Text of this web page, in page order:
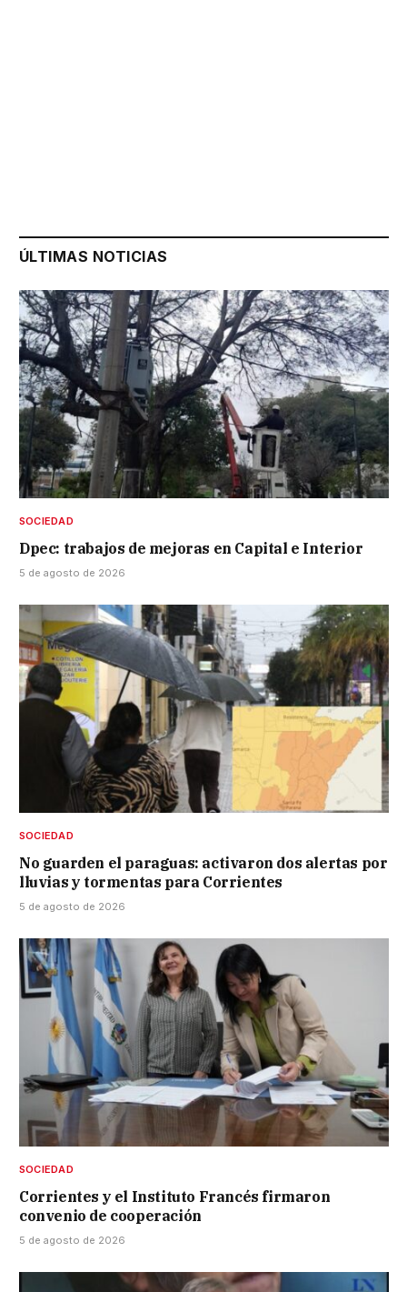
ÚLTIMAS NOTICIAS
SOCIEDAD
Dpec: trabajos de mejoras en Capital e Interior
5 de agosto de 2026
SOCIEDAD
No guarden el paraguas: activaron dos alertas por
lluvias y tormentas para Corrientes
5 de agosto de 2026
SOCIEDAD
Corrientes y el Instituto Francés firmaron
convenio de cooperación
5 de agosto de 2026